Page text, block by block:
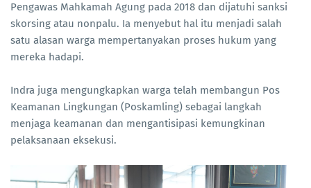
Pengawas Mahkamah Agung pada 2018 dan dijatuhi sanksi
skorsing atau nonpalu. Ia menyebut hal itu menjadi salah
satu alasan warga mempertanyakan proses hukum yang
mereka hadapi.
Indra juga mengungkapkan warga telah membangun Pos
Keamanan Lingkungan (Poskamling) sebagai langkah
menjaga keamanan dan mengantisipasi kemungkinan
pelaksanaan eksekusi.